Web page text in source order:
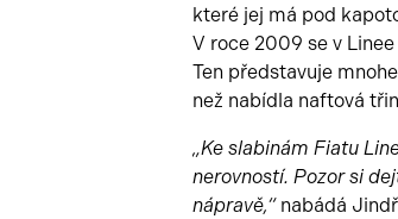
které jej má pod
V roce 2009 se v
Ten představuje
než nabídla naftová
„Ke slabinám Fiatu
nerovností. Pozor si
nápravě,“ nabádá